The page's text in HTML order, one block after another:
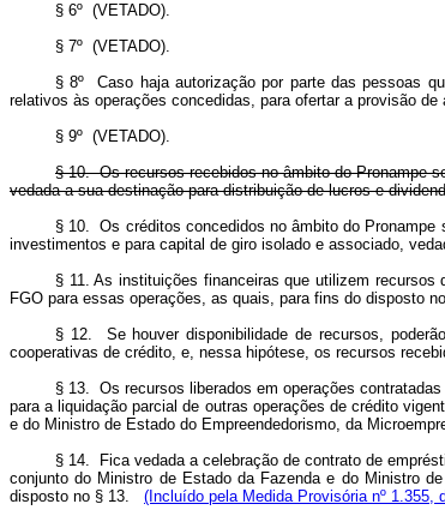
§ 6º (VETADO).
§ 7º (VETADO).
§ 8º Caso haja autorização por parte das pessoas
relativos às operações concedidas, para ofertar a provisão
§ 9º (VETADO).
§ 10. Os recursos recebidos no âmbito do Pronampe
vedada a sua destinação para distribuição de lucros e
§ 10. Os créditos concedidos no âmbito do Pronampe
investimentos e para capital de giro isolado e associado,
§ 11. As instituições financeiras que utilizem
FGO para essas operações, as quais, para fins do disposto
§ 12. Se houver disponibilidade de recursos,
cooperativas de crédito, e, nessa hipótese, os recursos
§ 13. Os recursos liberados em operações
para a liquidação parcial de outras operações de crédito
e do Ministro de Estado do Empreendedorismo, da
§ 14. Fica vedada a celebração de contrato de
conjunto do Ministro de Estado da Fazenda e do Ministro
disposto no § 13. (Incluído pela Medida Provisória nº 1.355,